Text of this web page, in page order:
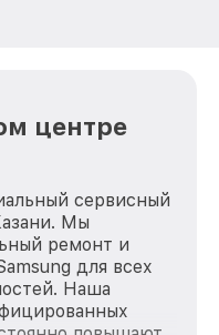
центре
сервисный
Мы
ремонт и
для всех
Наша